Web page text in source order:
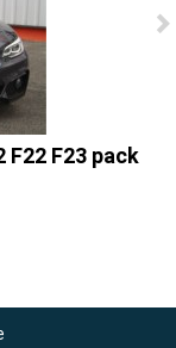
F22 F23 pack